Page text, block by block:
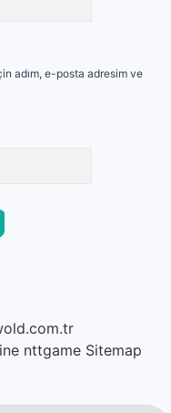
adım, e-posta adresim ve
nttgame Sitemap